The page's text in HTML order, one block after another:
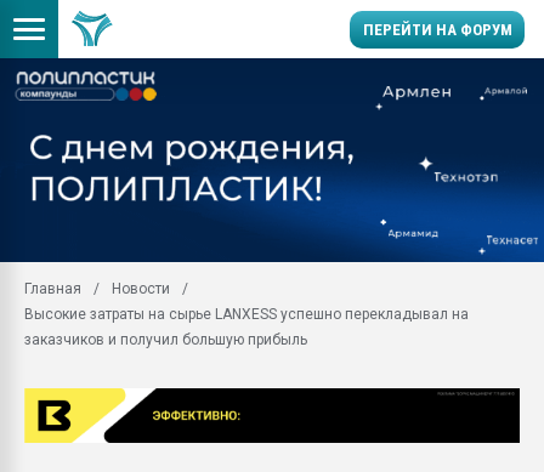
ПЕРЕЙТИ НА ФОРУМ
заводу пластмасс"
первый план в
Главная
Новости
Высокие затраты на сырье LANXESS успешно перекладывал на
заказчиков и получил большую прибыль